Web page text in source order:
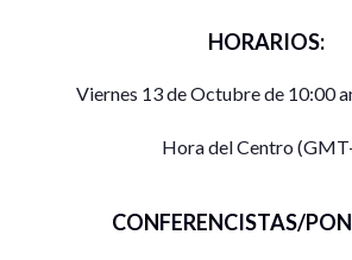
HORARIOS:
Viernes 13 de Octubre de 10:00
Hora del Centro
CONFERENCISTAS/